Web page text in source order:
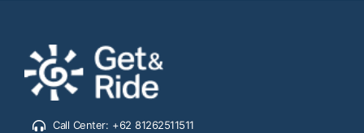
Call Center: +62 81262511511